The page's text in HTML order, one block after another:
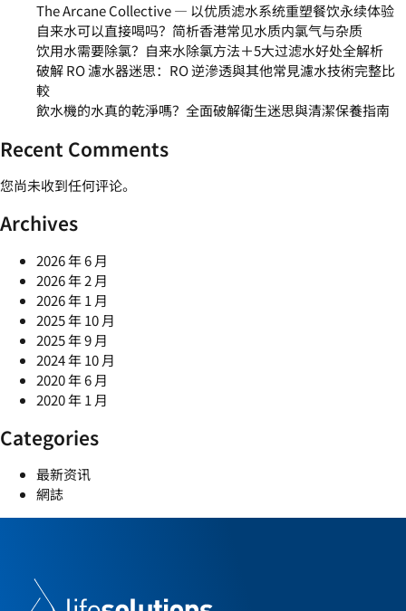
The Arcane Collective — 以优质滤水系统重塑餐饮永续体验
自来水可以直接喝吗？简析香港常见水质内氯气与杂质
饮用水需要除氯？自来水除氯方法＋5大过滤水好处全解析
破解 RO 濾水器迷思：RO 逆滲透與其他常見濾水技術完整比
較
飲水機的水真的乾淨嗎？全面破解衛生迷思與清潔保養指南
Recent Comments
您尚未收到任何评论。
Archives
2026 年 6 月
2026 年 2 月
2026 年 1 月
2025 年 10 月
2025 年 9 月
2024 年 10 月
2020 年 6 月
2020 年 1 月
Categories
最新资讯
網誌